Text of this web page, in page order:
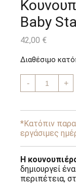
Baby
42,00 €
Διαθέσιμο
-
Φυλλώματα
Star
ποσότητα
+
*Κατόπιν
εργάσιμες
Η
δημιουργεί
περιπέτεια,